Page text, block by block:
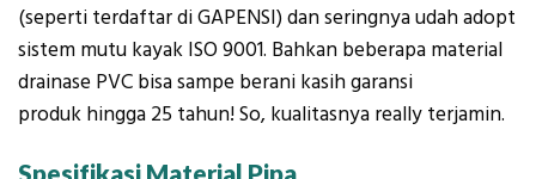
(seperti terdaftar di GAPENSI) dan seringnya udah adopt
sistem mutu kayak ISO 9001. Bahkan beberapa material
drainase PVC bisa sampe berani kasih garansi
produk hingga 25 tahun! So, kualitasnya really terjamin.